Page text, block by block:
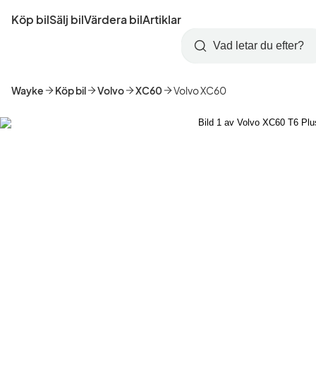
till
Startsida
Köp bilSälj bilVärdera bilArtiklar
Skapa
konto
Logga
in
Sök
Wayke Köp bil Volvo XC60 Volvo XC60